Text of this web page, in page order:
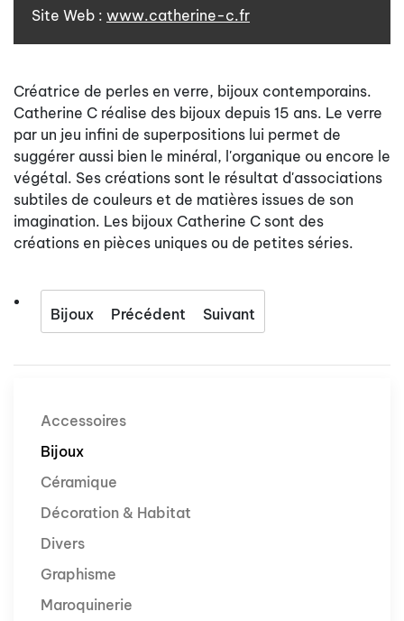
Site Web : www.catherine-c.fr
Créatrice de perles en verre, bijoux contemporains.
Catherine C réalise des bijoux depuis 15 ans. Le verre
par un jeu infini de superpositions lui permet de
suggérer aussi bien le minéral, l'organique ou encore le
végétal. Ses créations sont le résultat d'associations
subtiles de couleurs et de matières issues de son
imagination. Les bijoux Catherine C sont des
créations en pièces uniques ou de petites séries.
Bijoux Précédent Suivant
Accessoires
Bijoux
Céramique
Décoration & Habitat
Divers
Graphisme
Maroquinerie